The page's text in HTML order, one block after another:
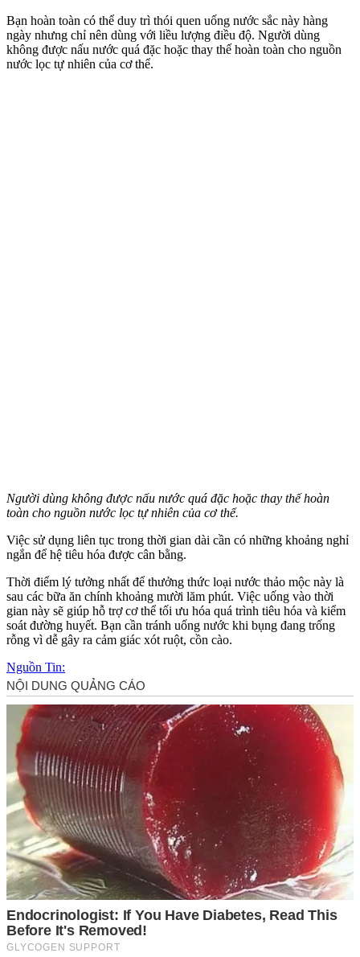
Bạn hoàn toàn có thể duy trì thói quen uống nước sắc này hàng
ngày nhưng chỉ nên dùng với liều lượng điều độ. Người dùng
không được nấu nước quá đặc hoặc thay thế hoàn toàn cho nguồn
nước lọc tự nhiên của c‌ơ th‌ể.
Người dùng không được nấu nước quá đặc hoặc thay thế hoàn
toàn cho nguồn nước lọc tự nhiên của c‌ơ th‌ể.
Việc sử dụng liên tục trong thời gian dài cần có những khoảng nghỉ
ngắn để hệ tiêu hóa được cân bằng.
Thời điểm lý tưởng nhất để thưởng thức loại nước thảo mộc này là
sau các bữa ăn chính khoảng mười lăm phút. Việc uống vào thời
gian này sẽ giúp hỗ trợ c‌ơ th‌ể tối ưu hóa quá trình tiêu hóa và kiểm
soát đường huyết. Bạn cần tránh uống nước khi bụng đang trống
rỗng vì dễ gây ra cảm giác xót ruột, cồn cào.
Nguồn Tin: